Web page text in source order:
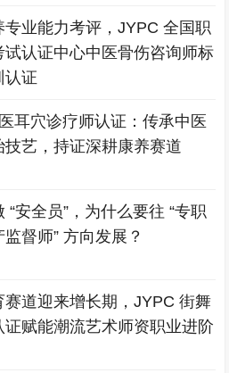
专业能力考评，JYPC 全国职
试认证中心中医骨伤咨询师标
认证
耳穴诊疗师认证：传承中医
技艺，持证深耕康养赛道
“安全员”，为什么要往 “专职
督师” 方向发展？
赛道迎来增长期，JYPC 街舞
证赋能潮流艺术师资职业进阶